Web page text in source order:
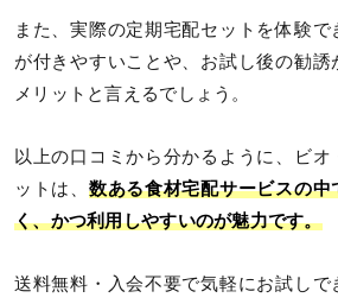
また、実際の定期宅配セットを体験
が付きやすいことや、お試し後の勧誘
メリットと言えるでしょう。
以上の口コミから分かるように、ビ
ットは、 数ある食材宅配サービスの
く、かつ利用しやすいのが魅力です。
送料無料・入会不要で気軽にお試し